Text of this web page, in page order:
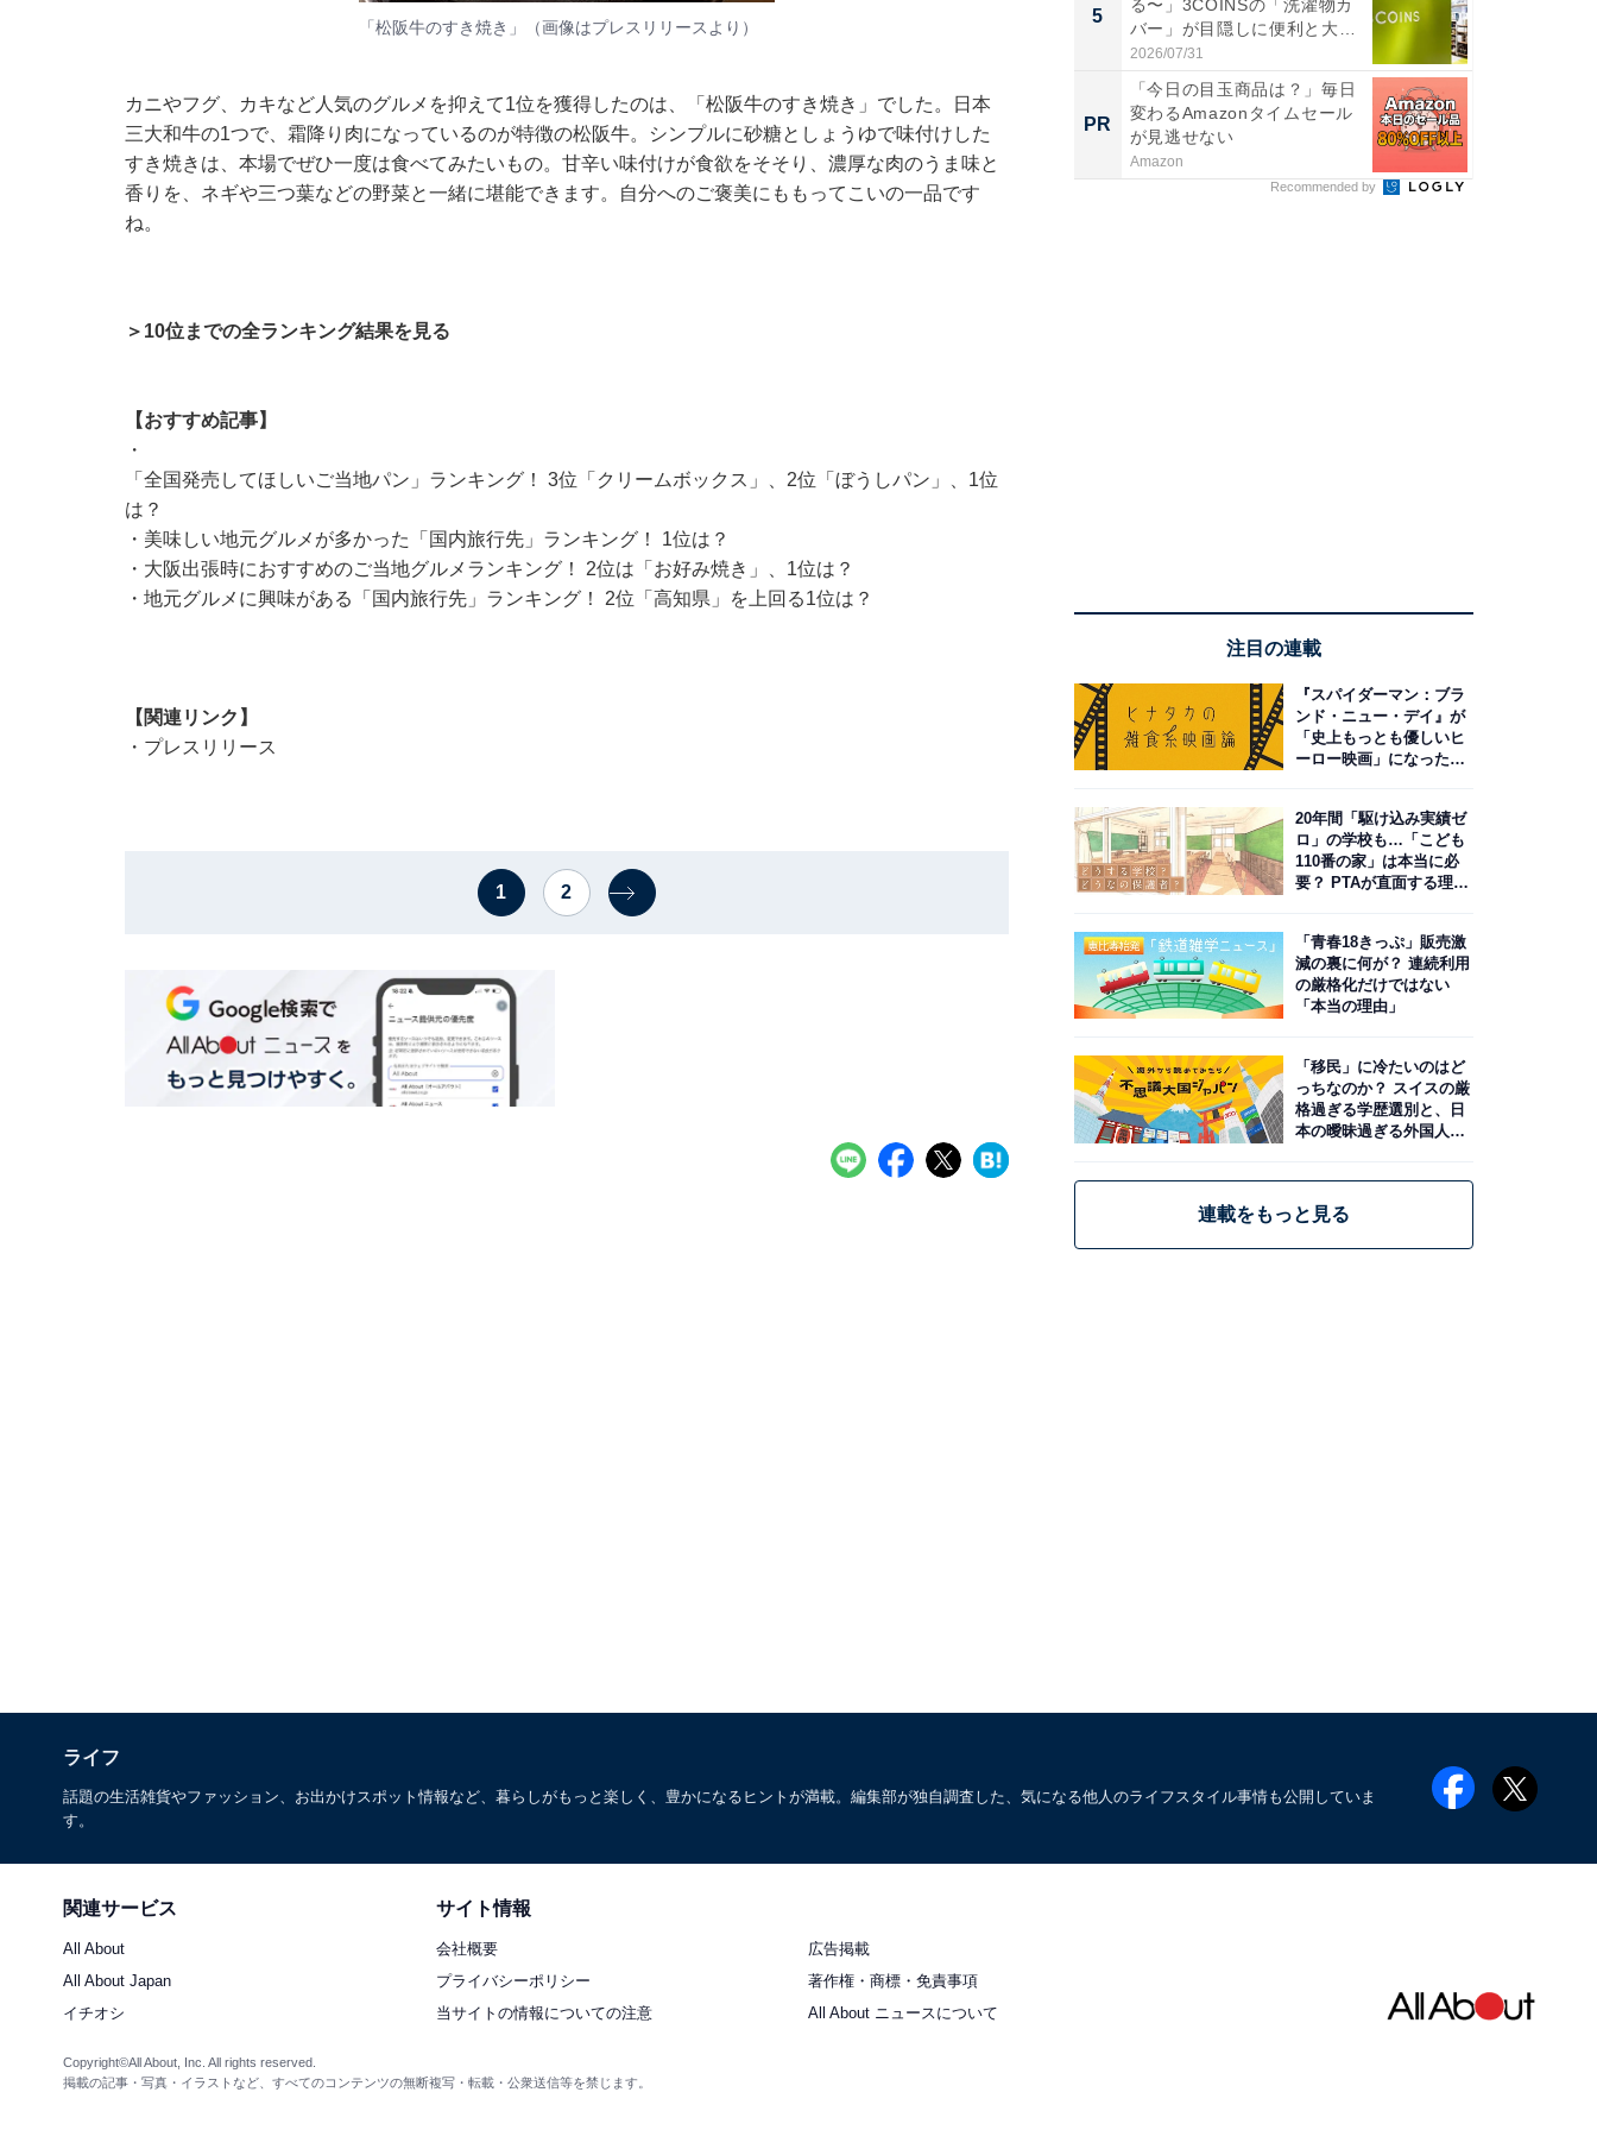
「松阪牛のすき焼き」（画像はプレスリリースより）
カニやフグ、カキなど人気のグルメを抑えて1位を獲得したのは、「松阪牛のすき焼き」でした。日本
三大和牛の1つで、霜降り肉になっているのが特徴の松阪牛。シンプルに砂糖としょうゆで味付けした
すき焼きは、本場でぜひ一度は食べてみたいもの。甘辛い味付けが食欲をそそり、濃厚な肉のうま味と
香りを、ネギや三つ葉などの野菜と一緒に堪能できます。自分へのご褒美にももってこいの一品です
ね。
＞10位までの全ランキング結果を見る
【おすすめ記事】
・
「全国発売してほしいご当地パン」ランキング！ 3位「クリームボックス」、2位「ぼうしパン」、1位
は？
・ 美味しい地元グルメが多かった「国内旅行先」ランキング！ 1位は？
・ 大阪出張時におすすめのご当地グルメランキング！ 2位は「お好み焼き」、1位は？
・ 地元グルメに興味がある「国内旅行先」ランキング！ 2位「高知県」を上回る1位は？
【関連リンク】
・ プレスリリース
1 2
5
る〜」3COINSの「洗濯物カ
バー」が目隠しに便利と大
好...
2026/07/31
PR
「今日の目玉商品は？」毎日
変わるAmazonタイムセール
が見逃せない
Amazon
Recommended by
注目の連載
『スパイダーマン：ブラ
ンド・ニュー・デイ』が
「史上もっとも優しいヒ
ーロー映画」になった理
20年間「駆け込み実績ゼ
ロ」の学校も…「こども
110番の家」は本当に必
要？ PTAが直面する理想
「青春18きっぷ」販売激
減の裏に何が？ 連続利用
の厳格化だけではない
「本当の理由」
「移民」に冷たいのはど
っちなのか？ スイスの厳
格過ぎる学歴選別と、日
本の曖昧過ぎる外国人政
連載をもっと見る
ライフ
話題の生活雑貨やファッション、お出かけスポット情報など、暮らしがもっと楽しく、豊かになるヒントが満載。編集部が独自調査した、気になる他人のライフスタイル事情も公開していま
す。
関連サービス
All About
All About Japan
イチオシ
サイト情報
会社概要
広告掲載
プライバシーポリシー
著作権・商標・免責事項
当サイトの情報についての注意
All About ニュースについて
Copyright©All About, Inc. All rights reserved.
掲載の記事・写真・イラストなど、すべてのコンテンツの無断複写・転載・公衆送信等を禁じます。